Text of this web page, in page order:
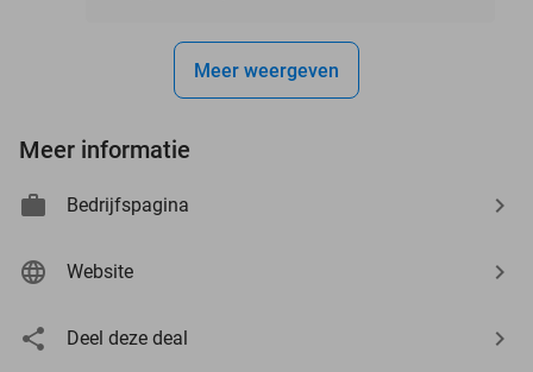
Meer weergeven
Meer informatie
Bedrijfspagina
Website
Deel deze deal